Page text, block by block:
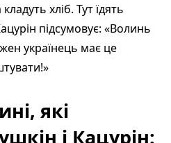
хліб. Тут їдять
підсумовує: «Волинь
українець має це
які
і Кацурін: